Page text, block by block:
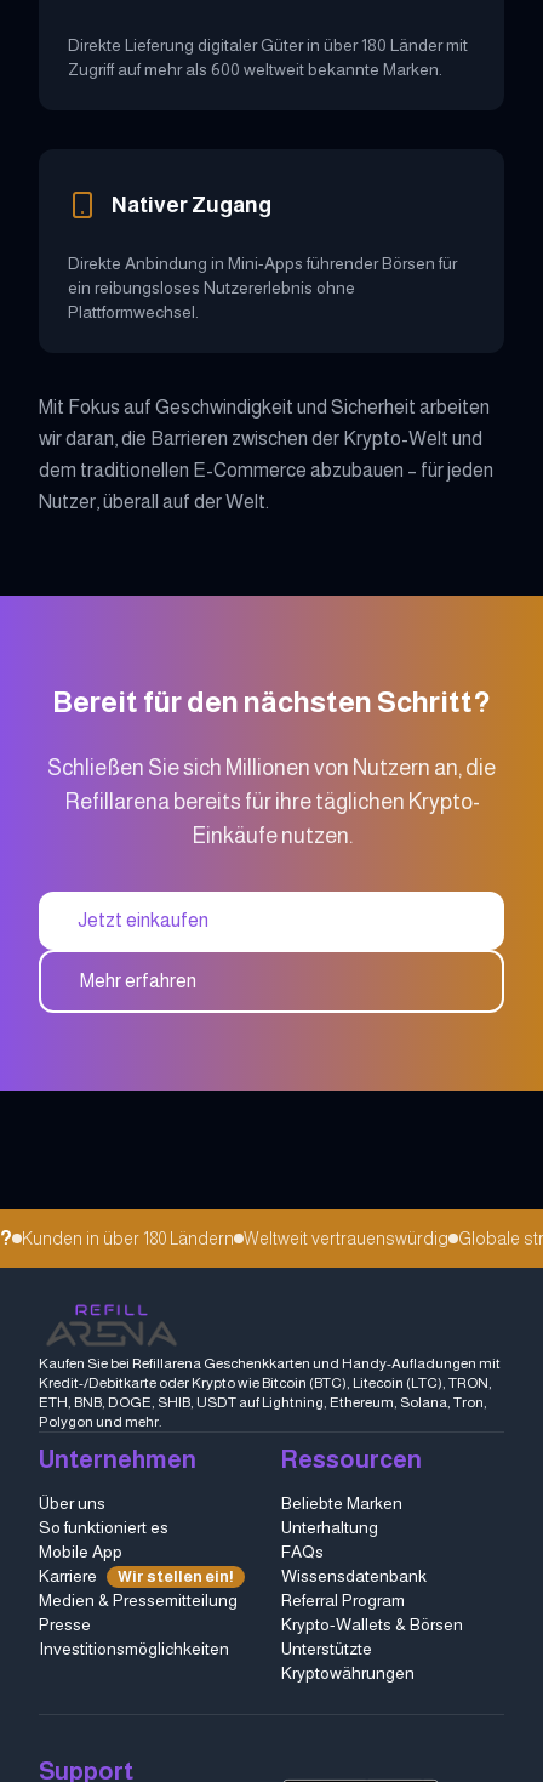
Direkte Lieferung digitaler Güter in über 180 Länder mit
Zugriff auf mehr als 600 weltweit bekannte Marken.
Nativer Zugang
Direkte Anbindung in Mini-Apps führender Börsen für
ein reibungsloses Nutzererlebnis ohne
Plattformwechsel.
Mit Fokus auf Geschwindigkeit und Sicherheit arbeiten
wir daran, die Barrieren zwischen der Krypto-Welt und
dem traditionellen E-Commerce abzubauen – für jeden
Nutzer, überall auf der Welt.
Bereit für den nächsten Schritt?
Schließen Sie sich Millionen von Nutzern an, die
Refillarena bereits für ihre täglichen Krypto-
Einkäufe nutzen.
Jetzt einkaufen
Mehr erfahren
in über 180 Ländern Weltweit vertrauenswürdig Globale
Kaufen Sie bei Refillarena Geschenkkarten und Handy-Aufladungen mit
Kredit-/Debitkarte oder Krypto wie Bitcoin (BTC), Litecoin (LTC), TRON,
ETH, BNB, DOGE, SHIB, USDT auf Lightning, Ethereum, Solana, Tron,
Polygon und mehr.
Unternehmen
Über uns
So funktioniert es
Mobile App
Karriere
Wir stellen ein!
Medien & Pressemitteilung
Presse
Investitionsmöglichkeiten
Ressourcen
Beliebte Marken
Unterhaltung
FAQs
Wissensdatenbank
Referral Program
Krypto-Wallets & Börsen
Unterstützte
Kryptowährungen
Support